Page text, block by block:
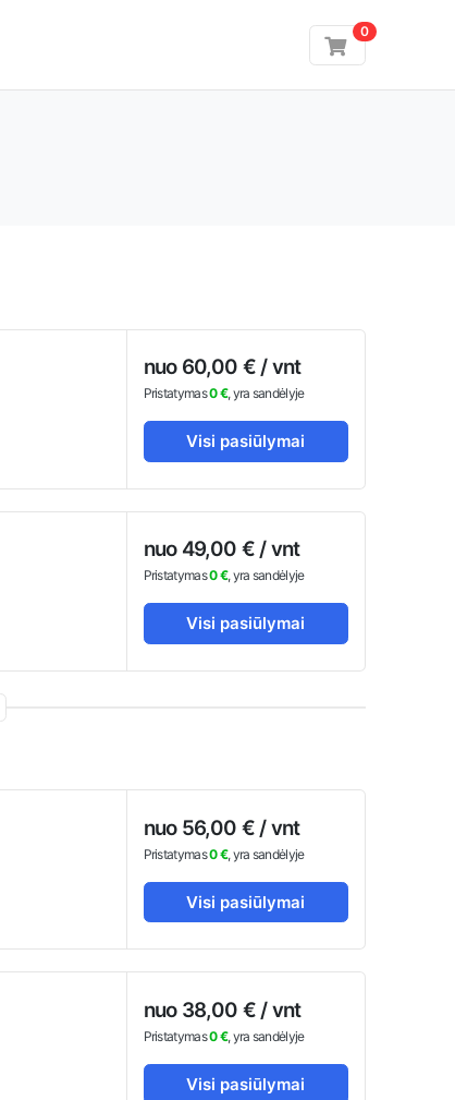
0
nuo 60,00 € / vnt
Pristatymas0 €, yra sandėlyje
Visi pasiūlymai
nuo 49,00 € / vnt
Pristatymas0 €, yra sandėlyje
Visi pasiūlymai
nuo 56,00 € / vnt
Pristatymas0 €, yra sandėlyje
Visi pasiūlymai
nuo 38,00 € / vnt
Pristatymas0 €, yra sandėlyje
Visi pasiūlymai